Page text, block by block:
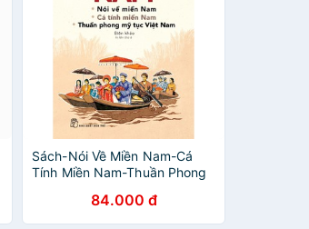
Sách-Nói Về Miền Nam-Cá
Tính Miền Nam-Thuần Phong
84.000 đ